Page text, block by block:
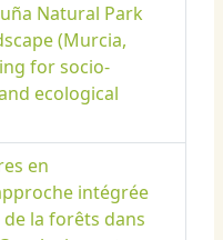
Natural Park
(Murcia,
for socio-
ecological
en
intégrée
la forêts dans